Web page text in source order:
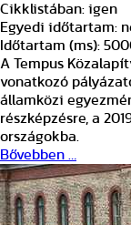
Cikklistában: igen
Egyedi időtartam:
Időtartam (ms):
A Tempus
vonatkozó
államközi
részképzésre, a
országokba.
Bővebben …